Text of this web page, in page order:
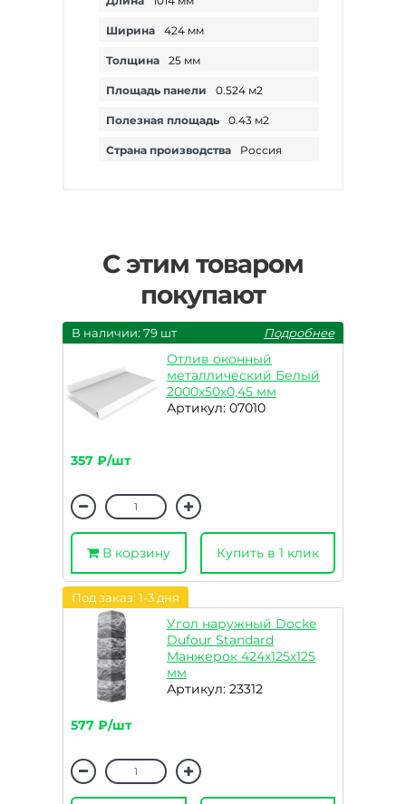
Ширина 424 мм
Толщина 25 мм
Площадь панели 0.524 м2
Полезная площадь 0.43 м2
Страна производства Россия
С этим товаром
покупают
В наличии: 79 шт Подробнее
Отлив оконный
металлический Белый
2000х50х0,45 мм
Артикул: 07010
357 ₽/шт
В корзину Купить в 1 клик
Под заказ: 1-3 дня
Угол наружный Docke
Dufour Standard
Манжерок 424х125х125
мм
Артикул: 23312
577 ₽/шт